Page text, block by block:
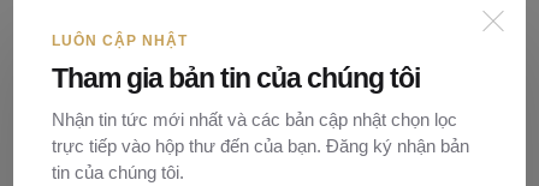
tham gia đấu giá, tổ chức thẩm định giá, tổ chức giám định
tài sản đấu giá, cá nhân, tổ chức khác để làm sai lệch thông
tin tài sản đấu giá, dìm giá, làm sai lệch hồ sơ đấu giá hoặc
kết quả đấu giá tài sản;
c) Cản trở, gây khó khăn cho người tham gia đấu giá trong
việc đăng ký tham gia đấu giá, tham gia cuộc đấu giá;
LUÔN CẬP NHẬT
Tham gia bản tin của chúng tôi
Nhận tin tức mới nhất và các bản cập nhật chọn lọc
trực tiếp vào hộp thư đến của bạn. Đăng ký nhận bản
tin của chúng tôi.